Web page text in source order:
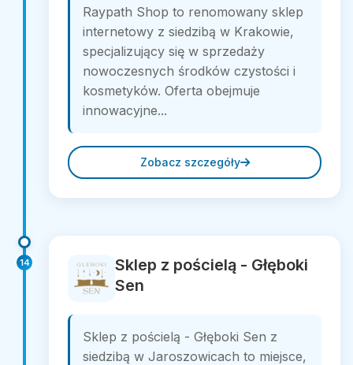
Raypath Shop to renomowany sklep
internetowy z siedzibą w Krakowie,
specjalizujący się w sprzedaży
nowoczesnych środków czystości i
kosmetyków. Oferta obejmuje
innowacyjne...
Zobacz szczegóły
14
Sklep z pościelą - Głęboki
Sen
Sklep z pościelą - Głęboki Sen z
siedzibą w Jaroszowicach to miejsce,